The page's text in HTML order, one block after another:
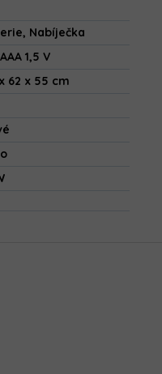
Nabíječka
1,5 V
x 62 x 55 cm